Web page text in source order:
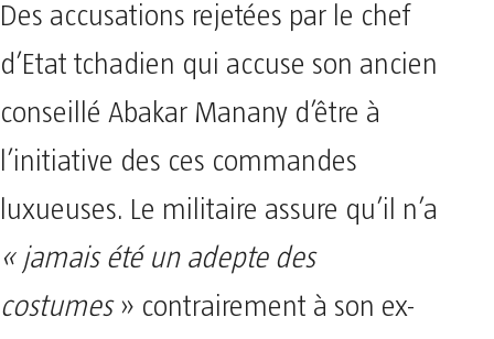
Des accusations rejetées par le chef
d’Etat tchadien qui accuse son ancien
conseillé Abakar Manany d’être à
l’initiative des ces commandes
luxueuses. Le militaire assure qu’il n’a
« jamais été un adepte des
costumes» contrairement à son ex-